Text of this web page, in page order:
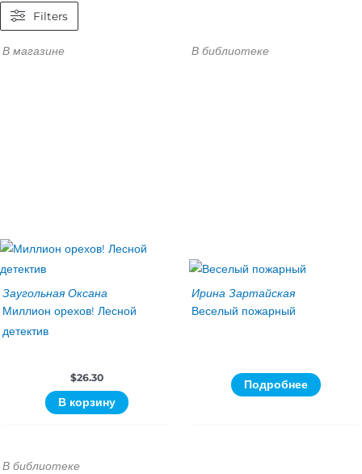
Filters
В магазине
Заугольная Оксана
Миллион орехов! Лесной
детектив
$26.30
В корзину
В библиотеке
Ирина Зартайская
Веселый пожарный
Подробнее
В библиотеке